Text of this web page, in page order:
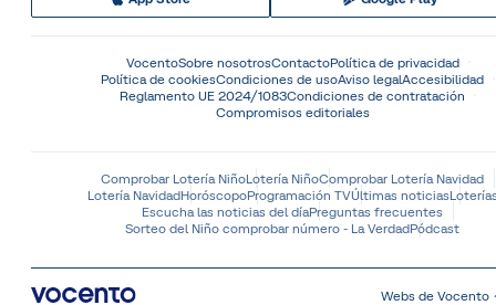
VocentoSobre nosotrosContactoPolítica de privacidad
Política de cookiesCondiciones de usoAviso legalAccesibilidad
Reglamento UE 2024/1083Condiciones de contratación
Compromisos editoriales
Comprobar Lotería NiñoLotería NiñoComprobar Lotería Navidad
Lotería NavidadHoróscopoProgramación TVÚltimas noticias
Escucha las noticias del díaPreguntas frecuentes
Sorteo del Niño comprobar número - La VerdadPódcast
Webs de Vocento